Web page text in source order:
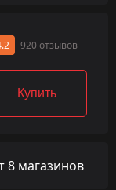
920 отзывов
Купить
8 магазинов